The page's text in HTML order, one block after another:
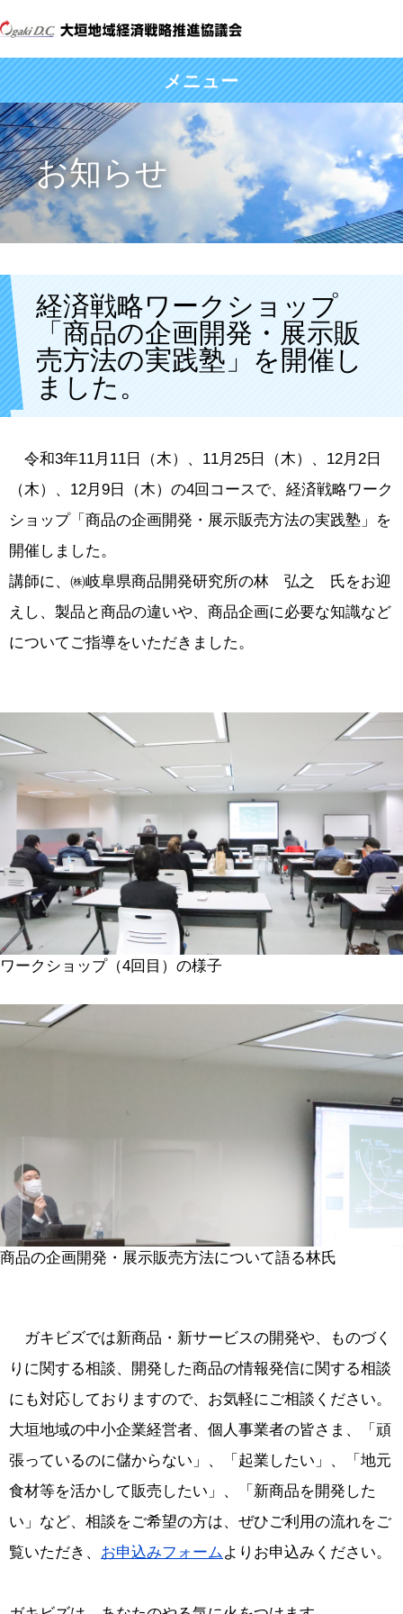
メニュー
お知らせ
経済戦略ワークショップ
「商品の企画開発・展示販
売方法の実践塾」を開催し
ました。
令和3年11月11日（木）、11月25日（木）、12月2日
（木）、12月9日（木）の4回コースで、経済戦略ワーク
ショップ「商品の企画開発・展示販売方法の実践塾」を
開催しました。
講師に、㈱岐阜県商品開発研究所の林 弘之 氏をお迎
えし、製品と商品の違いや、商品企画に必要な知識など
についてご指導をいただきました。
ワークショップ（4回目）の様子
商品の企画開発・展示販売方法について語る林氏
ガキビズでは新商品・新サービスの開発や、ものづく
りに関する相談、開発した商品の情報発信に関する相談
にも対応しておりますので、お気軽にご相談ください。
大垣地域の中小企業経営者、個人事業者の皆さま、「頑
張っているのに儲からない」、「起業したい」、「地元
食材等を活かして販売したい」、「新商品を開発した
い」など、相談をご希望の方は、ぜひご利用の流れをご
覧いただき、 お申込みフォーム よりお申込みください。